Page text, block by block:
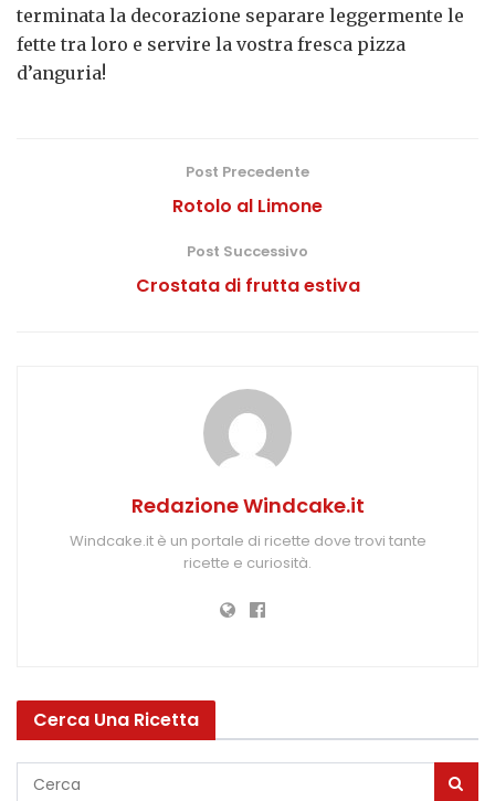
terminata la decorazione separare leggermente le
fette tra loro e servire la vostra fresca pizza
d’anguria!
Post Precedente
Rotolo al Limone
Post Successivo
Crostata di frutta estiva
Redazione Windcake.it
Windcake.it è un portale di ricette dove trovi tante
ricette e curiosità.
Cerca Una Ricetta